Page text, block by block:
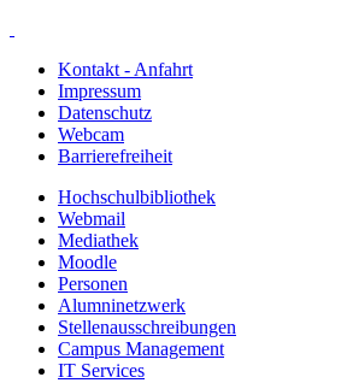
Kontakt - Anfahrt
Impressum
Datenschutz
Webcam
Barrierefreiheit
Hochschulbibliothek
Webmail
Mediathek
Moodle
Personen
Alumninetzwerk
Stellenausschreibungen
Campus Management
IT Services